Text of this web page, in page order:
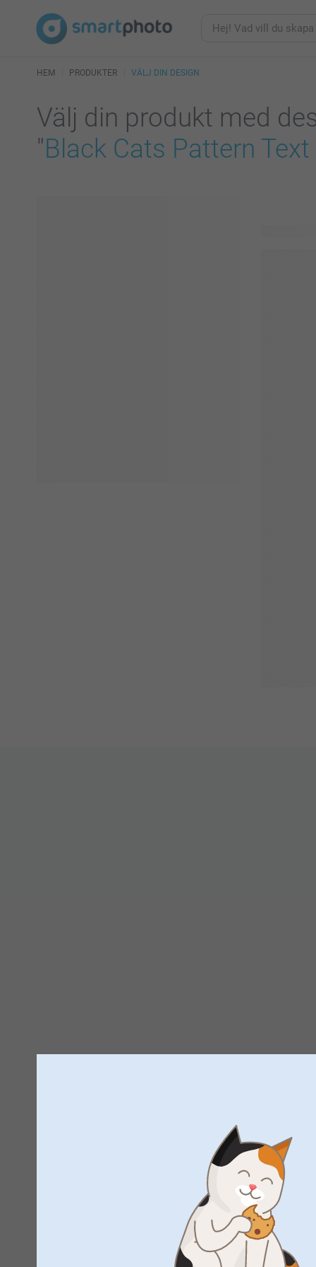
HEM PRODUKTER VÄLJ DIN DESIGN
Välj din produkt med
"Black Cats Pattern